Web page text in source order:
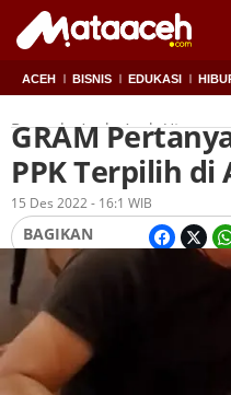
ACEH BISNIS EDUKASI
Beranda Aceh,Aceh Utara
GRAM
PPK Terpilih di
OlehRedaksi
15 Des 2022 - 16:1 WIB
BAGIKAN